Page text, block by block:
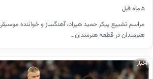
۵ ماه قبل
مراسم تشییع پیکر حمید هیراد، آهنگساز و خواننده
هنرمندان در قطعه هنرمندان…
اخبار